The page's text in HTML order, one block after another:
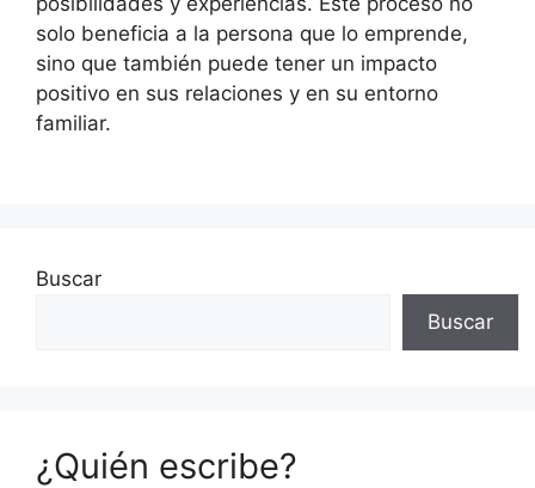
solo beneficia a la persona que lo emprende,
sino que también puede tener un impacto
positivo en sus relaciones y en su entorno
familiar.
Buscar
Buscar
¿Quién escribe?